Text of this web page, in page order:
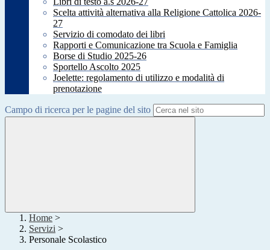
Scelta attività alternativa alla Religione Cattolica 2026-
27
Servizio di comodato dei libri
Rapporti e Comunicazione tra Scuola e Famiglia
Borse di Studio 2025-26
Sportello Ascolto 2025
Joelette: regolamento di utilizzo e modalità di
prenotazione
Campo di ricerca per le pagine del sito
Home >
Servizi >
Personale Scolastico